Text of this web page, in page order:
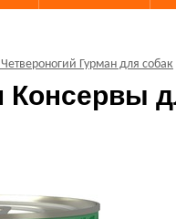
Гурман для собак
Консервы